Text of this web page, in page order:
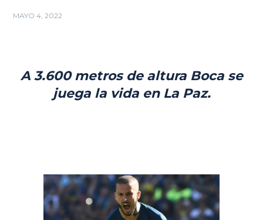
MAYO 4, 2022
A 3.600 metros de altura Boca se
juega la vida en La Paz.